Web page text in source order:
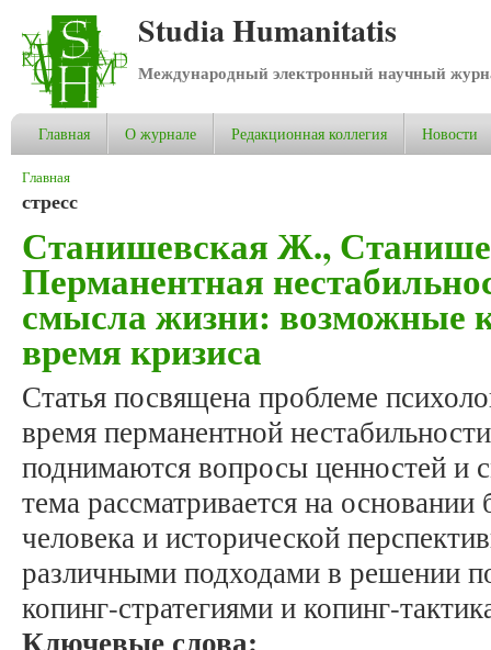
Studia Humanitatis
Международный электронный научный
Главная О журнале Редакционная коллегия Новости
Вы здесь
Главная
стресс
Станишевская Ж.,
Перманентная
смысла жизни: возможные
время кризиса
Статья посвящена проблеме
время перманентной
поднимаются вопросы ценностей и
тема рассматривается на
человека и исторической
различными подходами в решении
копинг-стратегиями и копинг-